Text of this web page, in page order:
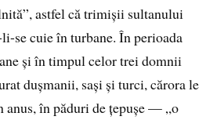
astfel că trimișii sultanului
se cuie în turbane. În perioada
și în timpul celor trei domnii
dușmanii, sași și turci, cărora le
anus, în păduri de țepușe — „o